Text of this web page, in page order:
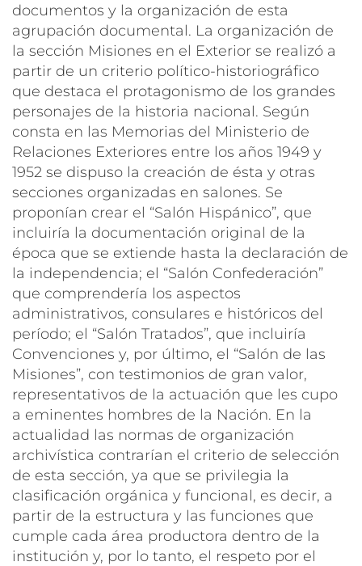
documentos y la organización de esta
agrupación documental. La organización de
la sección Misiones en el Exterior se realizó a
partir de un criterio político-historiográfico
que destaca el protagonismo de los grandes
personajes de la historia nacional. Según
consta en las Memorias del Ministerio de
Relaciones Exteriores entre los años 1949 y
1952 se dispuso la creación de ésta y otras
secciones organizadas en salones. Se
proponían crear el “Salón Hispánico”, que
incluiría la documentación original de la
época que se extiende hasta la declaración de
la independencia; el “Salón Confederación”
que comprendería los aspectos
administrativos, consulares e históricos del
período; el “Salón Tratados”, que incluiría
Convenciones y, por último, el “Salón de las
Misiones”, con testimonios de gran valor,
representativos de la actuación que les cupo
a eminentes hombres de la Nación. En la
actualidad las normas de organización
archivística contrarían el criterio de selección
de esta sección, ya que se privilegia la
clasificación orgánica y funcional, es decir, a
partir de la estructura y las funciones que
cumple cada área productora dentro de la
institución y, por lo tanto, el respeto por el